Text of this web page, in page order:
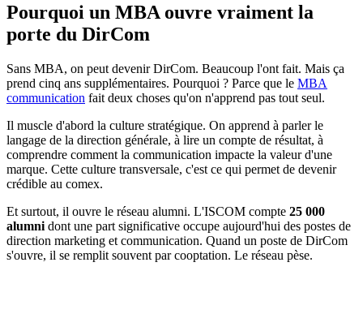
Pourquoi un MBA ouvre vraiment la
porte du DirCom
Sans MBA, on peut devenir DirCom. Beaucoup l'ont fait. Mais ça
prend cinq ans supplémentaires. Pourquoi ? Parce que le MBA
communication fait deux choses qu'on n'apprend pas tout seul.
Il muscle d'abord la culture stratégique. On apprend à parler le
langage de la direction générale, à lire un compte de résultat, à
comprendre comment la communication impacte la valeur d'une
marque. Cette culture transversale, c'est ce qui permet de devenir
crédible au comex.
Et surtout, il ouvre le réseau alumni. L'ISCOM compte 25 000
alumni dont une part significative occupe aujourd'hui des postes de
direction marketing et communication. Quand un poste de DirCom
s'ouvre, il se remplit souvent par cooptation. Le réseau pèse.